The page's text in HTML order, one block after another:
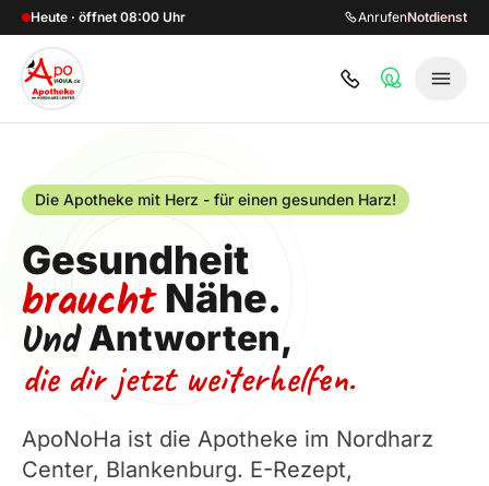
Zum Hauptinhalt springen
Heute · öffnet 08:00 Uhr AnrufenNotdienst
Die Apotheke mit Herz - für einen gesunden Harz!
Gesundheit
braucht Nähe.
UndAntworten,
die dir jetzt weiterhelfen.
ApoNoHa ist die Apotheke im Nordharz
Center, Blankenburg. E-Rezept,